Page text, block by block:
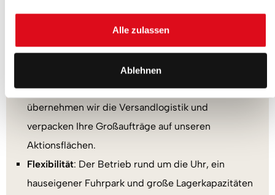
Alle zulassen
Ablehnen
Einzelteilfertigung bis zur Großserie: Von der
Biegebearbeitung bis zur Baugruppenfertigung
bieten wir automatisierte Prozesse mit genügend
Toleranz für Sonderfertigungen.
Montage- und Konfektionierung: Bei Bedarf
übernehmen wir die Versandlogistik und
verpacken Ihre Großaufträge auf unseren
Aktionsflächen.
Flexibilität: Der Betrieb rund um die Uhr, ein
hauseigener Fuhrpark und große Lagerkapazitäten